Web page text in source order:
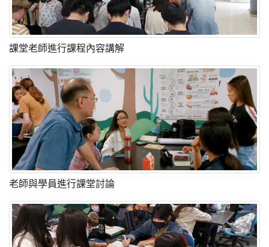
課堂老師進行課程內容講解
老師與學員進行課堂討論